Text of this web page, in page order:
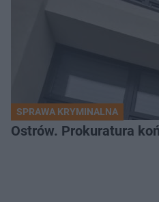
SPRAWA KRYMINALNA
Ostrów. Prokuratura